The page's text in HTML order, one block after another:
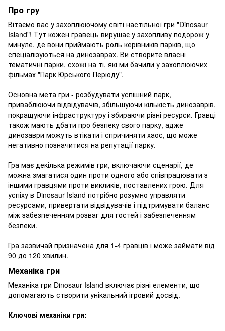
Про гру
Вітаємо вас у захоплюючому світі настільної гри "Dinosaur
Island"! Тут кожен гравець вирушає у захопливу подорож у
минуле, де вони приймають роль керівників парків, що
спеціалізуються на динозаврах. Ви створите власні
тематичні парки, схожі на ті, які ми бачили у захоплюючих
фільмах "Парк Юрського Періоду".
Основна мета гри - розбудувати успішний парк,
приваблюючи відвідувачів, збільшуючи кількість динозаврів,
покращуючи інфраструктуру і збираючи різні ресурси. Гравці
також мають дбати про безпеку свого парку, адже
динозаври можуть втікати і спричиняти хаос, що може
негативно позначитися на репутації парку.
Гра має декілька режимів гри, включаючи сценарії, де
можна змагатися один проти одного або співпрацювати з
іншими гравцями проти викликів, поставлених грою. Для
успіху в Dinosaur Island потрібно розумно управляти
ресурсами, привертати відвідувачів і підтримувати баланс
між забезпеченням розваг для гостей і забезпеченням
безпеки.
Гра зазвичай призначена для 1-4 гравців і може займати від
90 до 120 хвилин.
Механіка гри
Механіка гри Dinosaur Island включає різні елементи, що
допомагають створити унікальний ігровий досвід.
Ключові механіки гри: